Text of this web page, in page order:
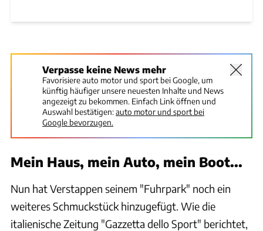
Verpasse keine News mehr
Favorisiere auto motor und sport bei Google, um
künftig häufiger unsere neuesten Inhalte und News
angezeigt zu bekommen. Einfach Link öffnen und
Auswahl bestätigen:auto motor und sport bei
Google bevorzugen.
Mein Haus, mein Auto, mein Boot...
Nun hat Verstappen seinem "Fuhrpark" noch ein
weiteres Schmuckstück hinzugefügt. Wie die
italienische Zeitung "Gazzetta dello Sport" berichtet,